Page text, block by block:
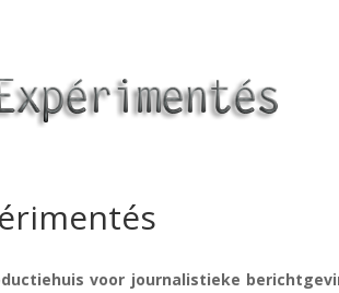
voor journalistieke